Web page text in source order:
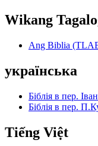
Wikang
Ang Biblia
українська
Біблія в пер.
Біблія в пер.
Tiếng Việt